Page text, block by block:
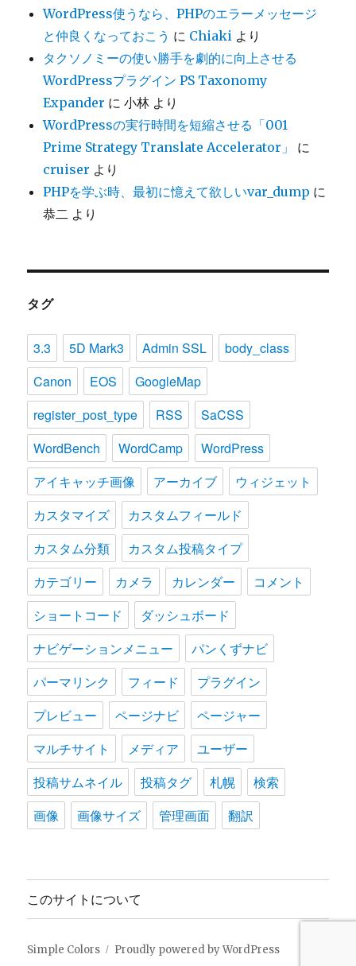
WordPress使うなら、PHPのエラーメッセージ
と仲良くなっておこう に Chiaki より
タクソノミーの使い勝手を劇的に向上させる
WordPressプラグイン PS Taxonomy
Expander に小林 より
WordPressの実行時間を短縮させる「001
Prime Strategy Translate Accelerator」
に
cruiser より
PHPを学ぶ時、最初に憶えて欲しいvar_dump に
恭二 より
タグ
3.3 5D Mark3 Admin SSL
body_class
Canon
EOS
GoogleMap
register_post_type
RSS
SaCSS
WordBench
WordCamp
WordPress
アイキャッチ画像
アーカイブ
ウィジェット
カスタマイズ
カスタムフィールド
カスタム分類
カスタム投稿タイプ
カテゴリー
カメラ カレンダー
コメント
ショートコード
ダッシュボード
ナビゲーションメニュー
パンくずナビ
パーマリンク
フィード
プラグイン
プレビュー
ページナビ
ページャー
マルチサイト
メディア
ユーザー
投稿サムネイル
投稿タグ 札幌
検索
画像
画像サイズ 管理画面 翻訳
このサイトについて
Simple Colors Proudly powered by WordPress